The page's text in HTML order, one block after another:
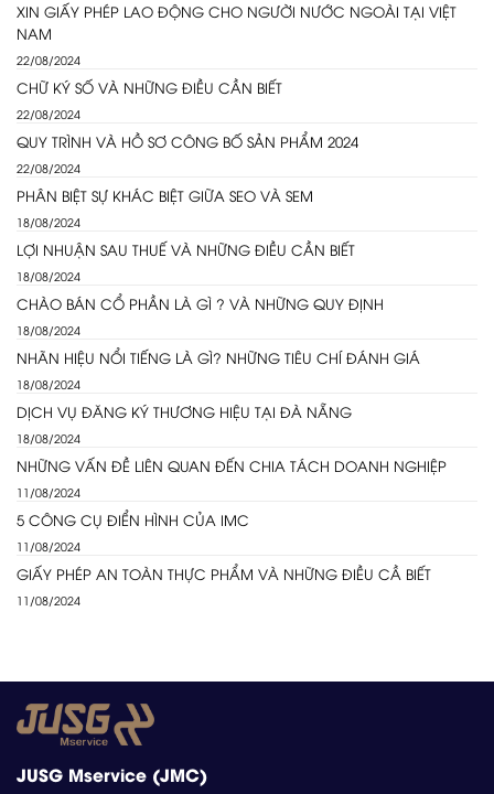
XIN GIẤY PHÉP LAO ĐỘNG CHO NGƯỜI NƯỚC NGOÀI TẠI VIỆT
NAM
22/08/2024
CHỮ KÝ SỐ VÀ NHỮNG ĐIỀU CẦN BIẾT
22/08/2024
QUY TRÌNH VÀ HỒ SƠ CÔNG BỐ SẢN PHẨM 2024
22/08/2024
PHÂN BIỆT SỰ KHÁC BIỆT GIỮA SEO VÀ SEM
18/08/2024
LỢI NHUẬN SAU THUẾ VÀ NHỮNG ĐIỀU CẦN BIẾT
18/08/2024
CHÀO BÁN CỔ PHẦN LÀ GÌ ? VÀ NHỮNG QUY ĐỊNH
18/08/2024
NHÃN HIỆU NỔI TIẾNG LÀ GÌ? NHỮNG TIÊU CHÍ ĐÁNH GIÁ
18/08/2024
DỊCH VỤ ĐĂNG KÝ THƯƠNG HIỆU TẠI ĐÀ NẴNG
18/08/2024
NHỮNG VẤN ĐỀ LIÊN QUAN ĐẾN CHIA TÁCH DOANH NGHIỆP
11/08/2024
5 CÔNG CỤ ĐIỂN HÌNH CỦA IMC
11/08/2024
GIẤY PHÉP AN TOÀN THỰC PHẨM VÀ NHỮNG ĐIỀU CẦ BIẾT
11/08/2024
JUSG Mservice (JMC)